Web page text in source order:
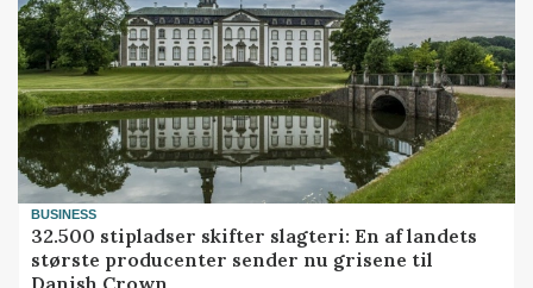
BUSINESS
32.500 stipladser skifter slagteri: En af landets
største producenter sender nu grisene til